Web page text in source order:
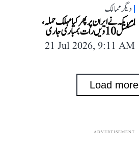
دیگر ممالک
امریکہ نے ایران پر پھر کیا مہلک حملہ،
مسلسل 10ویں رات بمباری جاری
21 Jul 2026, 9:11 AM
Load more
ADVERTISEMENT